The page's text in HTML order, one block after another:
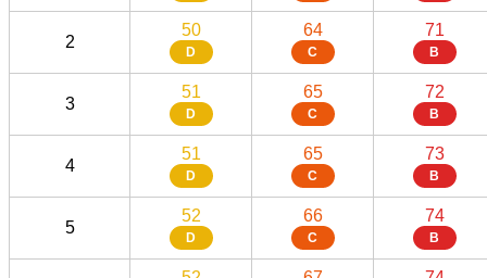
2
50
D
64
C
71
B
3
51
D
65
C
72
B
4
51
D
65
C
73
B
5
52
D
66
C
74
B